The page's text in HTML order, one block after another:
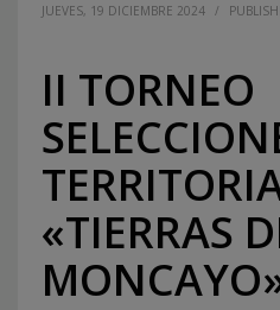
JUEVES, 19 DICIEMBRE 2024 /
II TORNEO
«TIERRAS